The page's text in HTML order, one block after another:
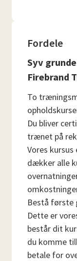
Fordele
Syv
Firebrand
To
Du bliver
trænet på
Vores
dækker alle
Bestå første
Dette er
består dit
du komme
betale for